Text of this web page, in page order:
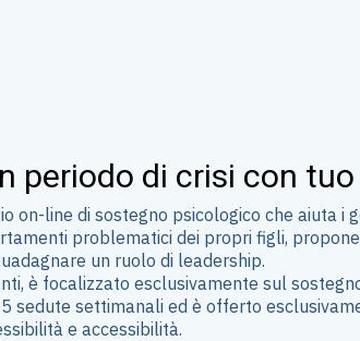
periodo di crisi con
on-line di sostegno psicologico che aiuta i
problematici dei propri figli,
un ruolo di leadership.
è focalizzato esclusivamente sul
sedute settimanali ed è offerto
e accessibilità.